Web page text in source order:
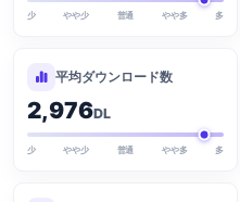
少 やや少 普通 やや多 多
平均ダウンロード数
2,976DL
少 やや少 普通 やや多 多